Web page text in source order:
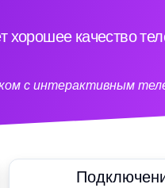
хорошее качество
с интерактивным